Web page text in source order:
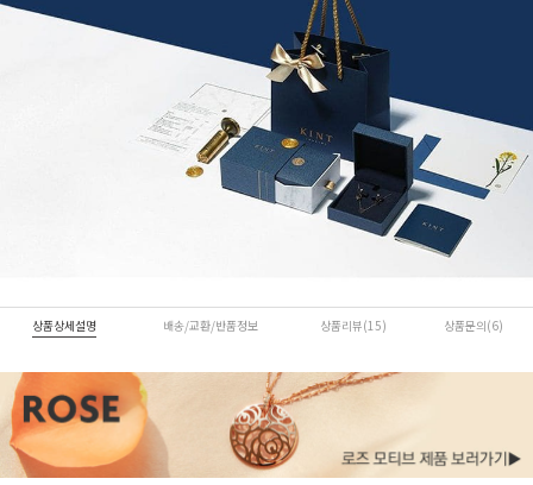
상품상세설명 배송/교환/반품정보 상품리뷰(15) 상품문의(6)